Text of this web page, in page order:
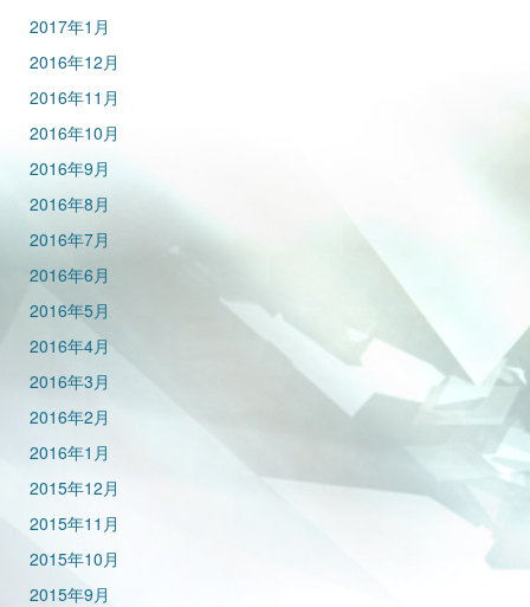
2017年1月
2016年12月
2016年11月
2016年10月
2016年9月
2016年8月
2016年7月
2016年6月
2016年5月
2016年4月
2016年3月
2016年2月
2016年1月
2015年12月
2015年11月
2015年10月
2015年9月